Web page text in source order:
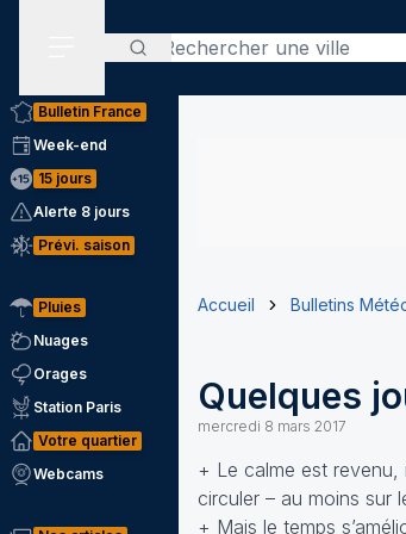
Rechercher
Bulletin France
Week-end
15 jours
Alerte 8 jours
Prévi. saison
Pluies
Nuages
Orages
Station Paris
Votre quartier
Webcams
Accueil Bulletins
Quelques
mercredi 8 mars 2017
+ Le calme est revenu,
circuler – au moins sur
+ Mais le temps